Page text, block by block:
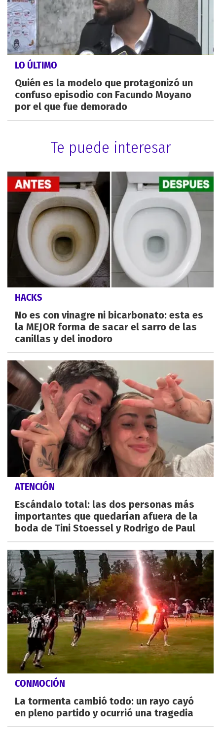
LO ÚLTIMO
Quién es la modelo que protagonizó un
confuso episodio con Facundo Moyano
por el que fue demorado
Te puede interesar
HACKS
No es con vinagre ni bicarbonato: esta es
la MEJOR forma de sacar el sarro de las
canillas y del inodoro
ATENCIÓN
Escándalo total: las dos personas más
importantes que quedarían afuera de la
boda de Tini Stoessel y Rodrigo de Paul
CONMOCIÓN
La tormenta cambió todo: un rayo cayó
en pleno partido y ocurrió una tragedia